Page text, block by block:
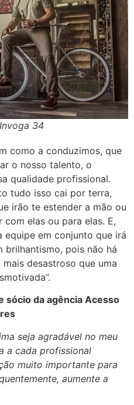
34
como a conduzimos, que
o nosso talento, o
qualidade profissional.
tudo isso cai por terra,
irão te estender a mão ou
elas ou para elas. E,
em conjunto que irá
pois não há
desastroso que uma
sócio da agência Acesso
seja agradável no meu
a cada profissional
muito importante para
aumente a